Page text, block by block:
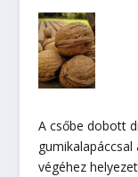
A csőbe dobott
végéhez